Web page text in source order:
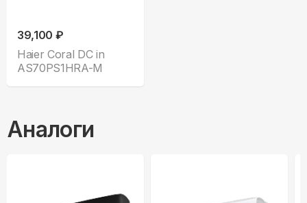
39,100 ₽
Haier Coral DC in
AS70PS1HRA-M
Аналоги